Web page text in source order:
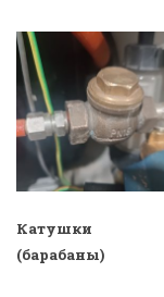
Катушки
(барабаны)